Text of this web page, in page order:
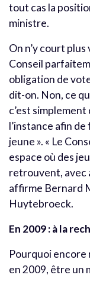
tout cas la
ministre.
On n’y court
Conseil
obligation de
dit-on. Non, ce
c’est
l’instance afin
jeune ». « Le
espace où des
retrouvent, avec
affirme Bernard
Huytebroeck.
En 2009 : à la
Pourquoi encore
en 2009, être un